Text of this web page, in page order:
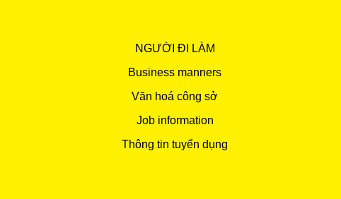
NGƯỜI ĐI LÀM
Business manners
Văn hoá công sở
Job information
Thông tin tuyển dụng